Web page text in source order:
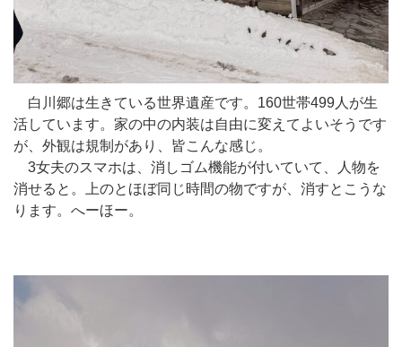
白川郷は生きている世界遺産です。160世帯499人が生
活しています。家の中の内装は自由に変えてよいそうです
が、外観は規制があり、皆こんな感じ。
3女夫のスマホは、消しゴム機能が付いていて、人物を
消せると。上のとほぼ同じ時間の物ですが、消すとこうな
ります。へーほー。